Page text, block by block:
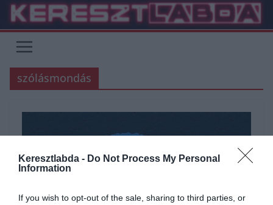
Keresztlabda - Do Not Process My Personal
Information
If you wish to opt-out of the sale, sharing to third parties, or
Skip
content
szólásmondás